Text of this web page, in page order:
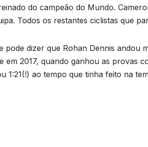
do campeão do Mundo.
Todos os restantes ciclistas que
pode dizer que Rohan Dennis andou
em 2017, quando ganhou as provas
1:21(!) ao tempo que tinha feito na